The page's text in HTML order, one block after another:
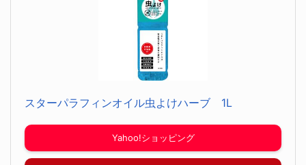
スターパラフィンオイル虫よけハーブ 1L
Yahoo!ショッピング